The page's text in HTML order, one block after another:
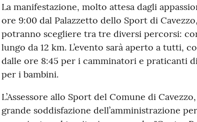
La manifestazione, molto attesa dagli
ore 9:00 dal Palazzetto dello Sport di
potranno scegliere tra tre diversi percorsi:
lungo da 12 km. L’evento sarà aperto a tutti,
dalle ore 8:45 per i camminatori e praticanti
per i bambini.
L’Assessore allo Sport del Comune di
grande soddisfazione dell’amministrazione